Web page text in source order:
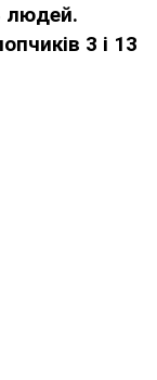
людей.
3 і 13